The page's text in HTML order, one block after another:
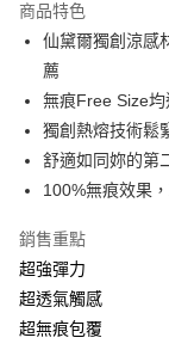
臺灣中小企業銀行
匯豐（台灣）商業
聯邦商業銀行
元大商業銀行
玉山商業銀行
台灣樂天信用卡公
街口支付
悠遊付
大哥付你分期
相關說明
【大哥付你分期使用
1.本服務由台灣大哥
成交易。
3.實際核准額度、可
4.訂單成立30分鐘內
消。如遇「轉專審核
法說明評估內容。
AFTEE先享後付
【關於「AFTEE先享
AFTEE先享後付是「
便利好安心！
１．簡單：不需註冊
２．便利：只要手機
運送方式
全家取貨付款
每筆NT$80，滿
商品特色
仙黛爾獨創涼感
薦
無痕Free Size
獨創熱熔技術鬆
舒適如同妳的第
100%無痕效果
銷售重點
超強彈力
超透氣觸感
超無痕包覆